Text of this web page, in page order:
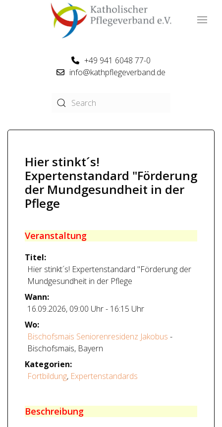
+49 941 6048 77-0
info@kathpflegeverband.de
Hier stinkt´s!
Expertenstandard "Förderung
der Mundgesundheit in der
Pflege
Veranstaltung
Titel:
Hier stinkt´s! Expertenstandard "Förderung der
Mundgesundheit in der Pflege
Wann:
16.09.2026, 09:00 Uhr- 16:15 Uhr
Wo:
Bischofsmais Seniorenresidenz Jakobus -
Bischofsmais, Bayern
Kategorien:
Fortbildung, Expertenstandards
Beschreibung